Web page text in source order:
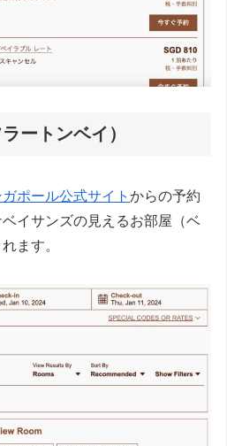
ートンベイ）
ポール公式サイトからの予約
イサンズの見えるお部屋（ベ
ます。